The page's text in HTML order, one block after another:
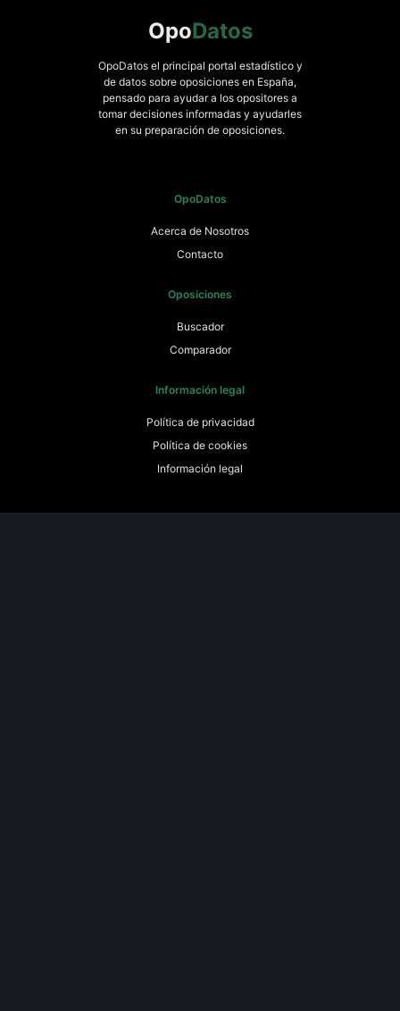
OpoDatos
OpoDatos el principal portal estadístico y
de datos sobre oposiciones en España,
pensado para ayudar a los opositores a
tomar decisiones informadas y ayudarles
en su preparación de oposiciones.
OpoDatos
Acerca de Nosotros
Contacto
Oposiciones
Buscador
Comparador
Información legal
Política de privacidad
Política de cookies
Información legal